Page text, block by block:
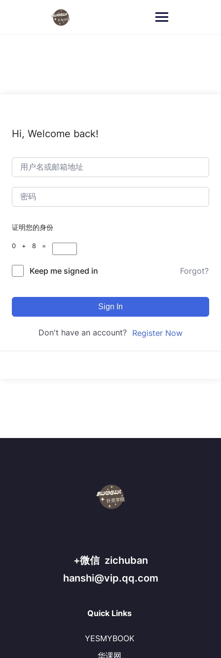
Hi, Welcome back!
证明您的身份
0 + 8 =
Keep me signed in Forgot?
Sign In
Don't have an account? Register Now
+微信 zichuban
hanshi@vip.qq.com
Quick Links
YESMYBOOK
华课网